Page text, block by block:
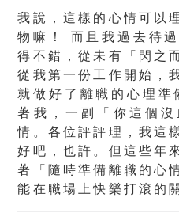
我說，這樣的心情可以
物嘛！ 而且我過去待
得不錯，從未有「閃之
從我第一份工作開始，
就做好了離職的心理
著我，一副「你這個
情。各位評評理，我這
好吧，也許。但這些年
著「隨時準備離職的心
能在職場上快樂打滾的